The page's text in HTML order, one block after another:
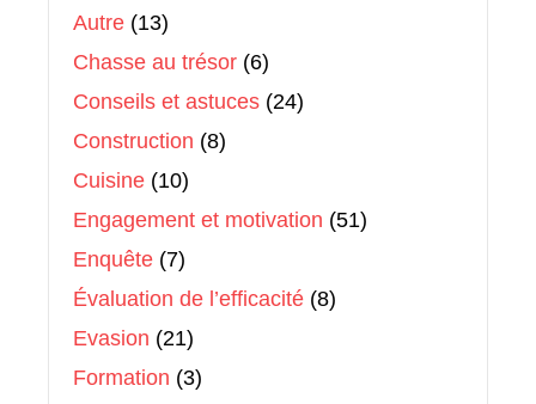
Autre (13)
Chasse au trésor (6)
Conseils et astuces (24)
Construction (8)
Cuisine (10)
Engagement et motivation (51)
Enquête (7)
Évaluation de l’efficacité (8)
Evasion (21)
Formation (3)